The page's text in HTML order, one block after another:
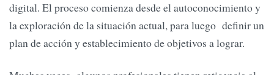
digital. El proceso comienza desde el autoconocimiento y
la exploración de la situación actual, para luego definir un
plan de acción y establecimiento de objetivos a lograr.